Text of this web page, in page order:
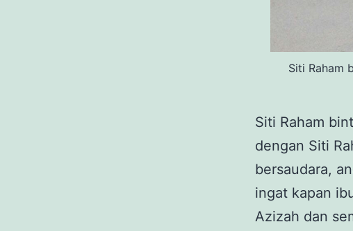
Siti Raham
Siti Raham
dengan Siti
bersaudara,
ingat kapan
Azizah dan